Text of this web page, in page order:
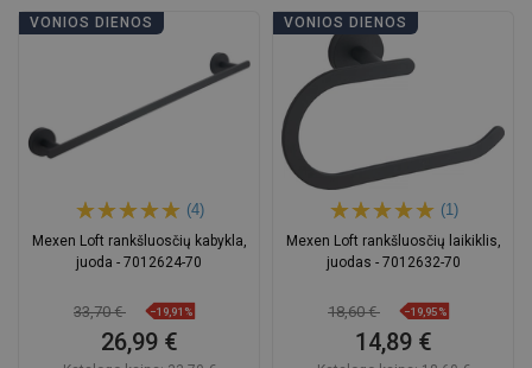
VONIOS DIENOS
(4)
Mexen Loft rankšluosčių kabykla,
juoda - 7012624-70
33,70 € −19,91%
26,99 €
VONIOS DIENOS
(1)
Mexen Loft rankšluosčių laikiklis,
juodas - 7012632-70
18,60 € −19,95%
14,89 €